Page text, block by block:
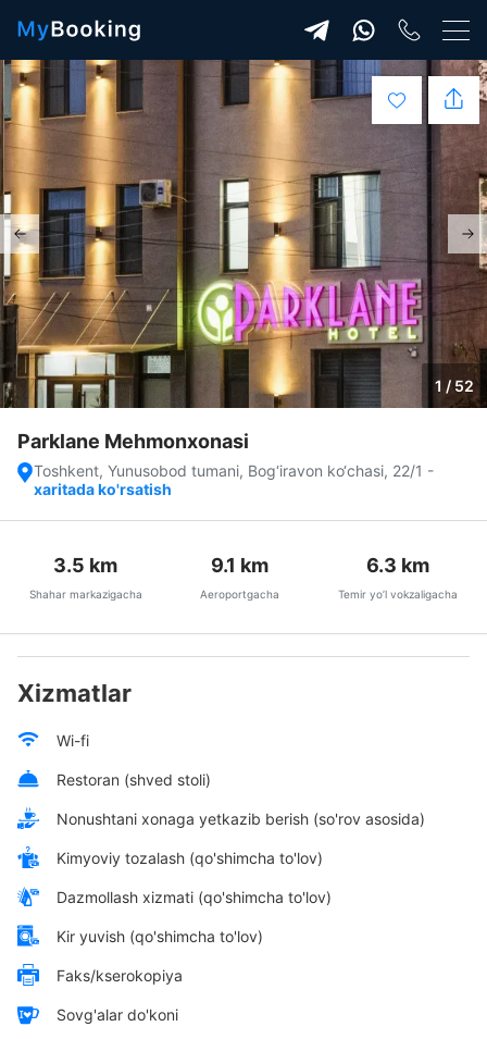
1 / 52
Parklane Mehmonxonasi
Toshkent, Yunusobod tumani, Bog‘iravon ko‘chasi, 22/1 -
xaritada ko'rsatish
3.5 km
Shahar markazigacha
9.1 km
Aeroportgacha
6.3 km
Temir yo’l vokzaligacha
Xizmatlar
Wi-fi
Restoran (shved stoli)
Nonushtani xonaga yetkazib berish (so'rov asosida)
Kimyoviy tozalash (qo'shimcha to'lov)
Dazmollash xizmati (qo'shimcha to'lov)
Kir yuvish (qo'shimcha to'lov)
Faks/kserokopiya
Sovg'alar do'koni